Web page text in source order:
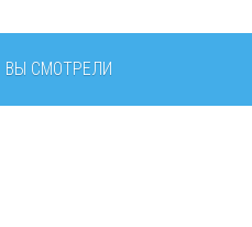
ВЫ СМОТРЕЛИ